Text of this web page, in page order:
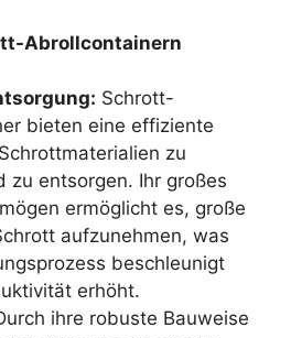
Abrollcontainern
Schrott-
bieten eine effiziente
zu
zu entsorgen. Ihr großes
ermöglicht es, große
aufzunehmen, was
beschleunigt
erhöht.
ihre robuste Bauweise